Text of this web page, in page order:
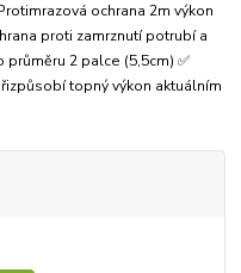
ochrana 2m výkon
proti zamrznutí potrubí a
2 palce (5,5cm) ✅
topný výkon aktuálním